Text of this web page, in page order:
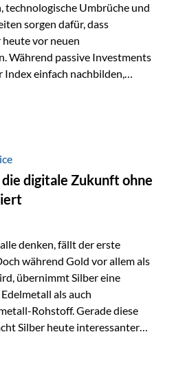
technologische Umbrüche und
sorgen dafür, dass
vor neuen
Während passive Investments
Index einfach nachbilden,
Fondsmanager, die
diese aktive
Mehrwert bieten.
Aktive Fonds verfolgen das
sondern gezielt
Fondsmanager
digitale Zukunft ohne
denken, fällt der erste
während Gold vor allem als
übernimmt Silber eine
als auch
Rohstoff. Gerade diese
Silber heute interessanter
spielt Silber eine